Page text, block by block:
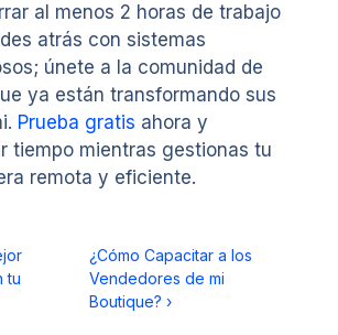
al menos 2 horas de trabajo
atrás con sistemas
únete a la comunidad de
ya están transformando sus
Prueba gratis ahora y
tiempo mientras gestionas tu
remota y eficiente.
tu
¿Cómo Capacitar a los
Vendedores de mi
Boutique? ›